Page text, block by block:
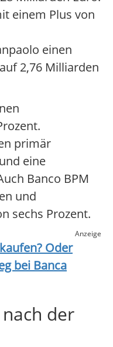
einem Plus von
einen
2,76 Milliarden
primär
eine
Banco BPM
und
sechs Prozent.
Anzeige
Oder
bei Banca
der